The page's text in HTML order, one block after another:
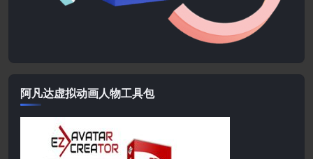
阿凡达虚拟动画人物工具包